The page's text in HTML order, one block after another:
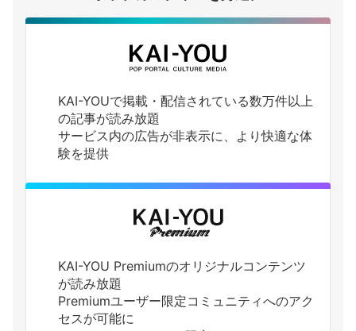
KAI-YOUで掲載・配信されている数万件以上
の記事が読み放題
サービス内の広告が非表示に、より快適な体
験を提供
KAI-YOU Premiumのオリジナルコンテンツ
が読み放題
Premiumユーザー限定コミュニティへのアク
セスが可能に